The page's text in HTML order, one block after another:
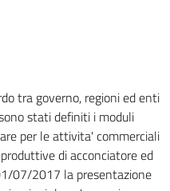
tra governo, regioni ed enti
stati definiti i moduli
per le attivita' commerciali
di acconciatore ed
07/2017 la presentazione